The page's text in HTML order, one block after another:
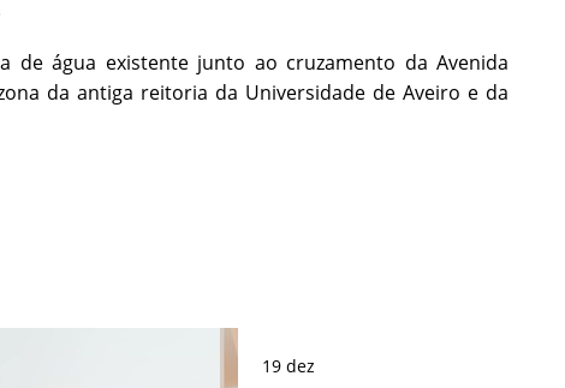
água existente junto ao cruzamento da Avenida
da antiga reitoria da Universidade de Aveiro e da
19 dez